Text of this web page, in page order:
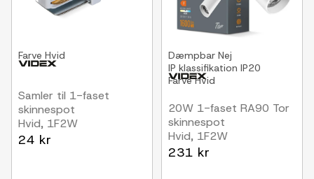
Farve Hvid
Samler til 1-faset
skinnespot
Hvid, 1F2W
24 kr
Dæmpbar Nej
IP klassifikation IP20
FarveHvid
20W 1-faset RA90 Tor
skinnespot
Hvid, 1F2W
231 kr